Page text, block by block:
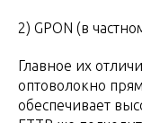
2) GPON (в
Главное их
оптоволокно
обеспечивает